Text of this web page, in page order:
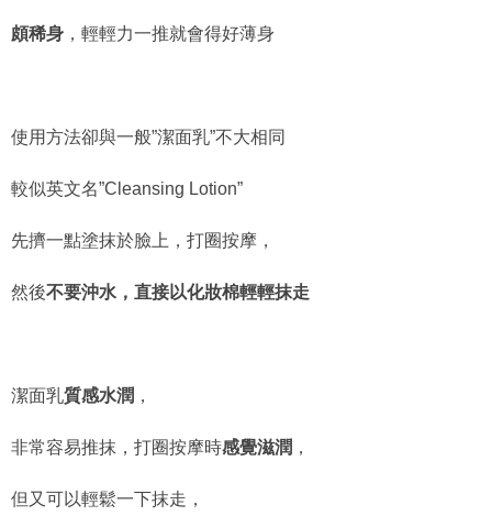
頗稀身 ，輕輕力一推就會得好薄身
使用方法卻與一般”潔面乳”不大相同
較似英文名”Cleansing Lotion”
先擠一點塗抹於臉上，打圈按摩，
然後不要沖水，直接以化妝棉輕輕抹走
潔面乳質感水潤 ，
非常容易推抹，打圈按摩時感覺滋潤 ，
但又可以輕鬆一下抹走，